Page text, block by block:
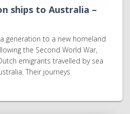
ships to Australia –
generation to a new homeland
the Second World War,
emigrants travelled by sea
Their journeys